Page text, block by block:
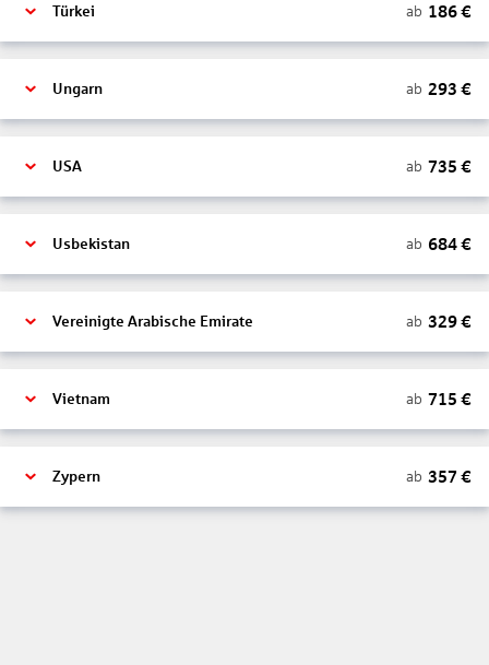
Türkei ab 186€
Ungarn ab 293 €
USA ab 735 €
Usbekistan ab 684€
Vereinigte Arabische Emirate ab 329€
Vietnam ab 715 €
Zypern ab 357 €